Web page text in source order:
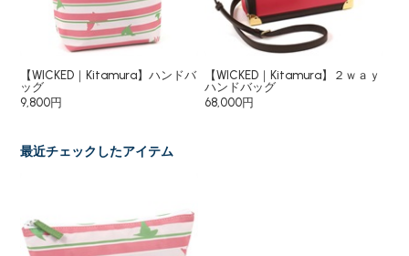
【WICKED｜Kitamura】ハンドバ
ッグ
9,800円
【WICKED｜Kitamura】２ｗａｙ
ハンドバッグ
68,000円
最近チェックしたアイテム